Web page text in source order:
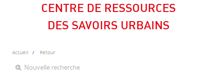
CENTRE DE RESSOURCES
DES SAVOIRS URBAINS
Accueil Retour
Nouvelle recherche